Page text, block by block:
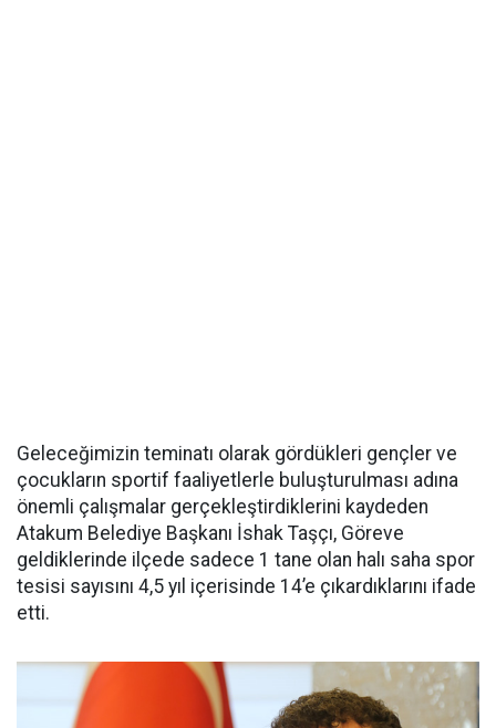
Geleceğimizin teminatı olarak gördükleri gençler ve
çocukların sportif faaliyetlerle buluşturulması adına
önemli çalışmalar gerçekleştirdiklerini kaydeden
Atakum Belediye Başkanı İshak Taşçı, Göreve
geldiklerinde ilçede sadece 1 tane olan halı saha spor
tesisi sayısını 4,5 yıl içerisinde 14’e çıkardıklarını ifade
etti.